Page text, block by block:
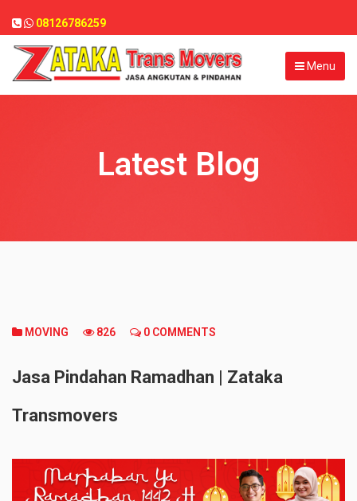
08126786259
Menu
Latest Blog
MOVING 826 0 COMMENTS
Jasa Pindahan Ramadhan | Zataka
Transmovers